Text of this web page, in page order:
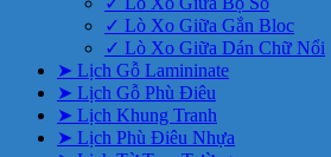
✓ Lò Xo Giữa Gắn Bloc
✓ Lò Xo Giữa Dán Chữ Nổi
➤ Lịch Gỗ Lamininate
➤ Lịch Gỗ Phù Điêu
➤ Lịch Khung Tranh
➤ Lịch Phù Điêu Nhựa